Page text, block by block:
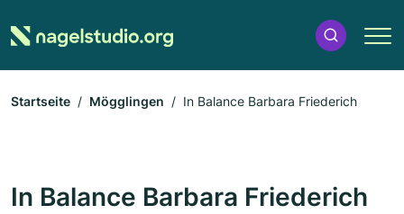
Startseite Mögglingen In Balance Barbara Friederich
In Balance Barbara Friederich